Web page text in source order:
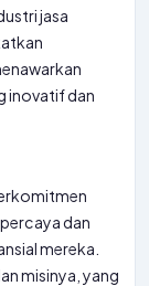
jasa
inovatif dan
dan
mereka.
misinya, yang